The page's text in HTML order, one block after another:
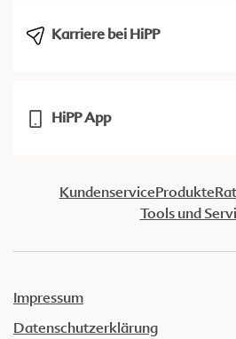
Karriere bei HiPP
HiPP App
KundenserviceProdukte
Tools und
Impressum
Datenschutzerklärung